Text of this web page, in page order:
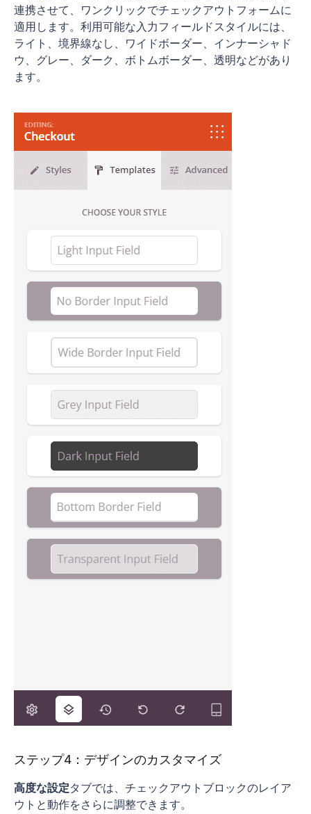
連携させて、ワンクリックでチェックアウトフォームに
適用します。利用可能な入力フィールドスタイルには、
ライト、境界線なし、ワイドボーダー、インナーシャド
ウ、グレー、ダーク、ボトムボーダー、透明などがあり
ます。
ステップ4：デザインのカスタマイズ
高度な設定タブでは、チェックアウトブロックのレイア
ウトと動作をさらに調整できます。